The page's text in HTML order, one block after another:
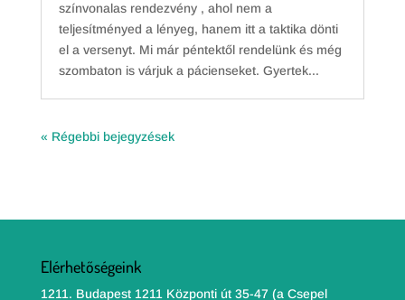
színvonalas rendezvény , ahol nem a
teljesítményed a lényeg, hanem itt a taktika dönti
el a versenyt. Mi már péntektől rendelünk és még
szombaton is várjuk a pácienseket. Gyertek...
« Régebbi bejegyzések
Elérhetőségeink
1211. Budapest 1211 Központi út 35-47 (a Csepel